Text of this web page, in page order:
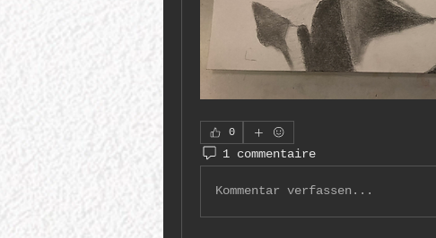
0
1 commentaire
Kommentar verfassen...